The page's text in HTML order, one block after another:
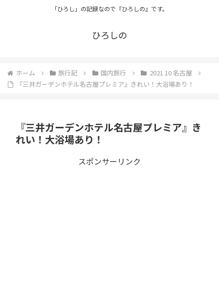
「ひろし」の記録なので『ひろしの』です。
ひろしの
ホーム 旅行記 国内旅行
2021.10 名古屋
『三井ガーデンホテル名古屋プレミア』きれい！大浴場あり！
『三井ガーデンホテル名古屋プレミア』き
れい！大浴場あり！
スポンサーリンク